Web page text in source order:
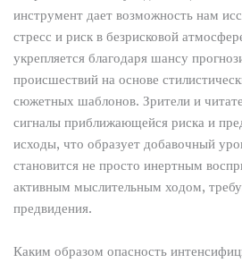
инструмент дает возможность нам
стресс и риск в безрисковой
укрепляется благодаря шансу
происшествий на основе
сюжетных шаблонов. Зрители и
сигналы приближающейся риска и
исходы, что образует добавочный
становится не просто инертным
активным мыслительным ходом,
предвидения.
Каким образом опасность